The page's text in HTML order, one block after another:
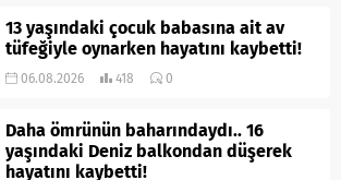
13 yaşındaki çocuk babasına ait av
tüfeğiyle oynarken hayatını kaybetti!
06.08.2026 418 0
Daha ömrünün baharındaydı.. 16
yaşındaki Deniz balkondan düşerek
hayatını kaybetti!